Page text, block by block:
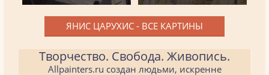
ЯНИС ЦАРУХИС - ВСЕ КАРТИНЫ
Творчество. Свобода. Живопись.
Allpainters.ru создан людьми, искренне